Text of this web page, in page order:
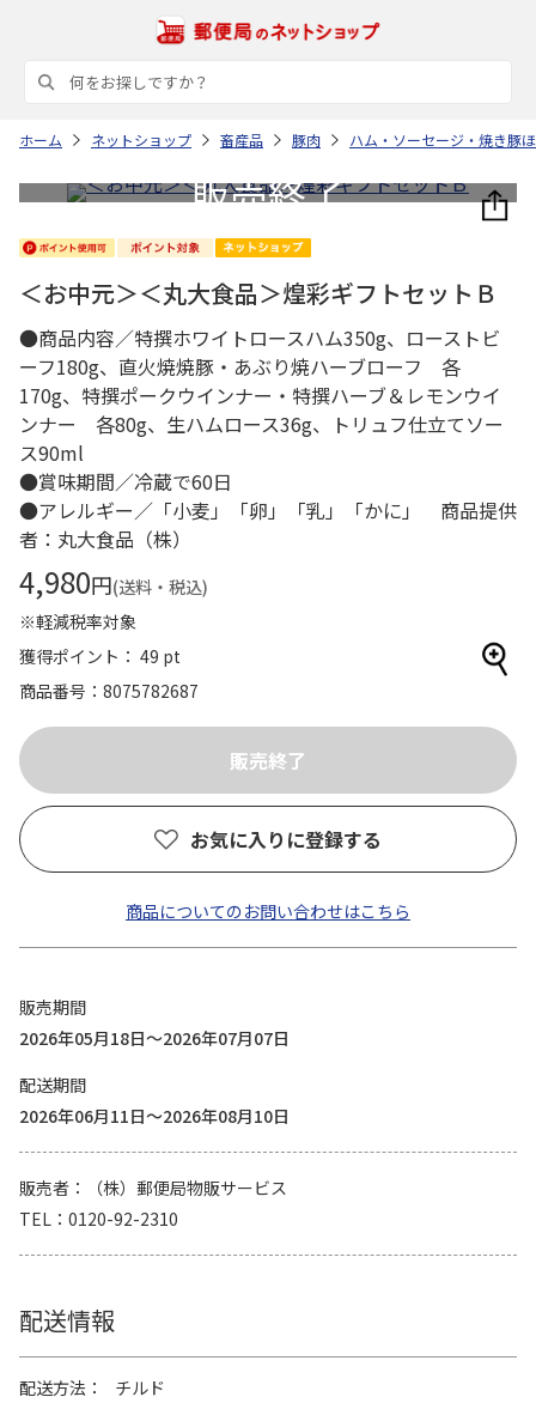
ホーム ネットショップ 畜産品 豚肉 ハム・ソーセージ・焼き豚
＜お中元＞＜丸大食品＞煌彩ギフトセットＢ
●商品内容／特撰ホワイトロースハム350g、ローストビ
ーフ180g、直火焼焼豚・あぶり焼ハーブローフ 各
170g、特撰ポークウインナー・特撰ハーブ＆レモンウイ
ンナー 各80g、生ハムロース36g、トリュフ仕立てソー
ス90ml
●賞味期間／冷蔵で60日
●アレルギー／「小麦」「卵」「乳」「かに」 商品提供
者：丸大食品（株）
4,980円(送料・税込)
※軽減税率対象
獲得ポイント： 49 pt
商品番号
8075782687
お気に入りに登録する
商品についてのお問い合わせはこちら
販売期間
2026年05月18日～2026年07月07日
配送期間
2026年06月11日～2026年08月10日
販売者
（株）郵便局物販サービス
TEL
0120-92-2310
配送情報
配送方法
チルド